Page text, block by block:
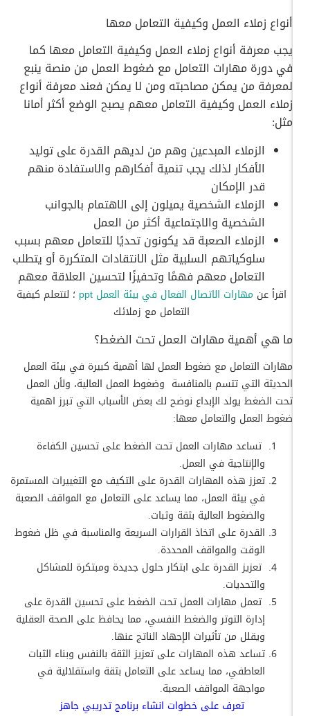
أنواع زملاء العمل وكيفية التعامل معها
يجب معرفة أنواع زملاء العمل وكيفية التعامل معها كما
في دورة مهارات التعامل مع ضغوط العمل من منصة ينبع
لمعرفة من يمكن مصاحبته ومن لا يمكن فعند معرفة أنواع
زملاء العمل وكيفية التعامل معهم يصبح الوضع أكثر أمانا
مثل:
الزملاء المبدعين وهم من لديهم القدرة على توليد
الأفكار لذلك يجب تنمية أفكارهم والاستفادة منهم
قدر الإمكان
الزملاء الشخصية يميلون إلى الاهتمام بالجوانب
الشخصية والاجتماعية أكثر من العمل
الزملاء الصعبة قد يكونون تحديًا للتعامل معهم بسبب
سلوكياتهم السلبية مثل الانتقادات المتكررة أو يتطلب
التعامل معهم فهمًا وتحفيزًا لتحسين العلاقة معهم
اقرأ عنمهارات الاتصال الفعال في بيئة العمل ppt
؛ لتتعلم كيفية
التعامل مع زملائك
ما هي أهمية مهارات العمل تحت الضغط؟
مهارات التعامل مع ضغوط العمل لها أهمية كبيرة في بيئة العمل
الحديثة التي تتسم بالمنافسة وضغوط العمل العالية، ولأن العمل
تحت الضغط يولد الإبداع نوضح لك بعض الأسباب التي تبرز اهمية
ضغوط العمل والتعامل معها:
تساعد مهارات العمل تحت الضغط على تحسين الكفاءة
والإنتاجية في العمل.
تعزز هذه المهارات القدرة على التكيف مع التغييرات المستمرة
في بيئة العمل، مما يساعد على التعامل مع المواقف الصعبة
والضغوط العالية بثقة وثبات.
القدرة على اتخاذ القرارات السريعة والمناسبة في ظل ضغوط
الوقت والمواقف المحددة.
تعزيز القدرة على ابتكار حلول جديدة ومبتكرة للمشاكل
والتحديات.
تعمل مهارات العمل تحت الضغط على تحسين القدرة على
إدارة التوتر والضغط النفسي، مما يحافظ على الصحة العقلية
ويقلل من تأثيرات الإجهاد الناتج عنها.
تساعد هذه المهارات على تعزيز الثقة بالنفس وبناء الثبات
العاطفي، مما يساعد على التعامل بثقة واستقلالية في
مواجهة المواقف الصعبة.
تعرف على خطواتانشاء برنامج تدريبي جاهز